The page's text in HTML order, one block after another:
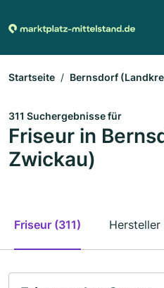
Startseite Bernsdorf
311 Suchergebnisse für
Friseur in
Zwickau)
Friseur (311) Hersteller